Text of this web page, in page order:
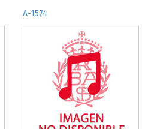
A-1574